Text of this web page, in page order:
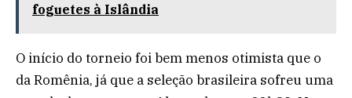
foguetes à Islândia
O início do torneio foi bem menos otimista que o
da Romênia, já que a seleção brasileira sofreu uma